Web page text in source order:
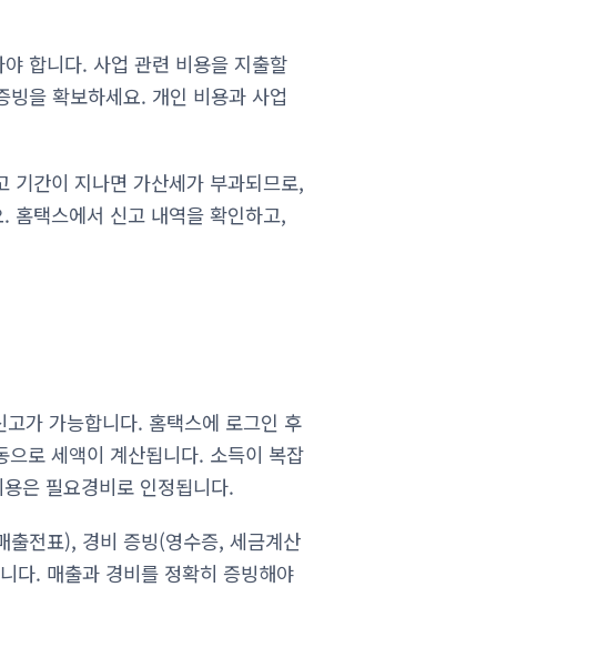
합니다. 사업 관련 비용을 지출할
을 확보하세요. 개인 비용과 사업
기간이 지나면 가산세가 부과되므로,
홈택스에서 신고 내역을 확인하고,
가 가능합니다. 홈택스에 로그인 후
으로 세액이 계산됩니다. 소득이 복잡
은 필요경비로 인정됩니다.
출전표), 경비 증빙(영수증, 세금계산
다. 매출과 경비를 정확히 증빙해야